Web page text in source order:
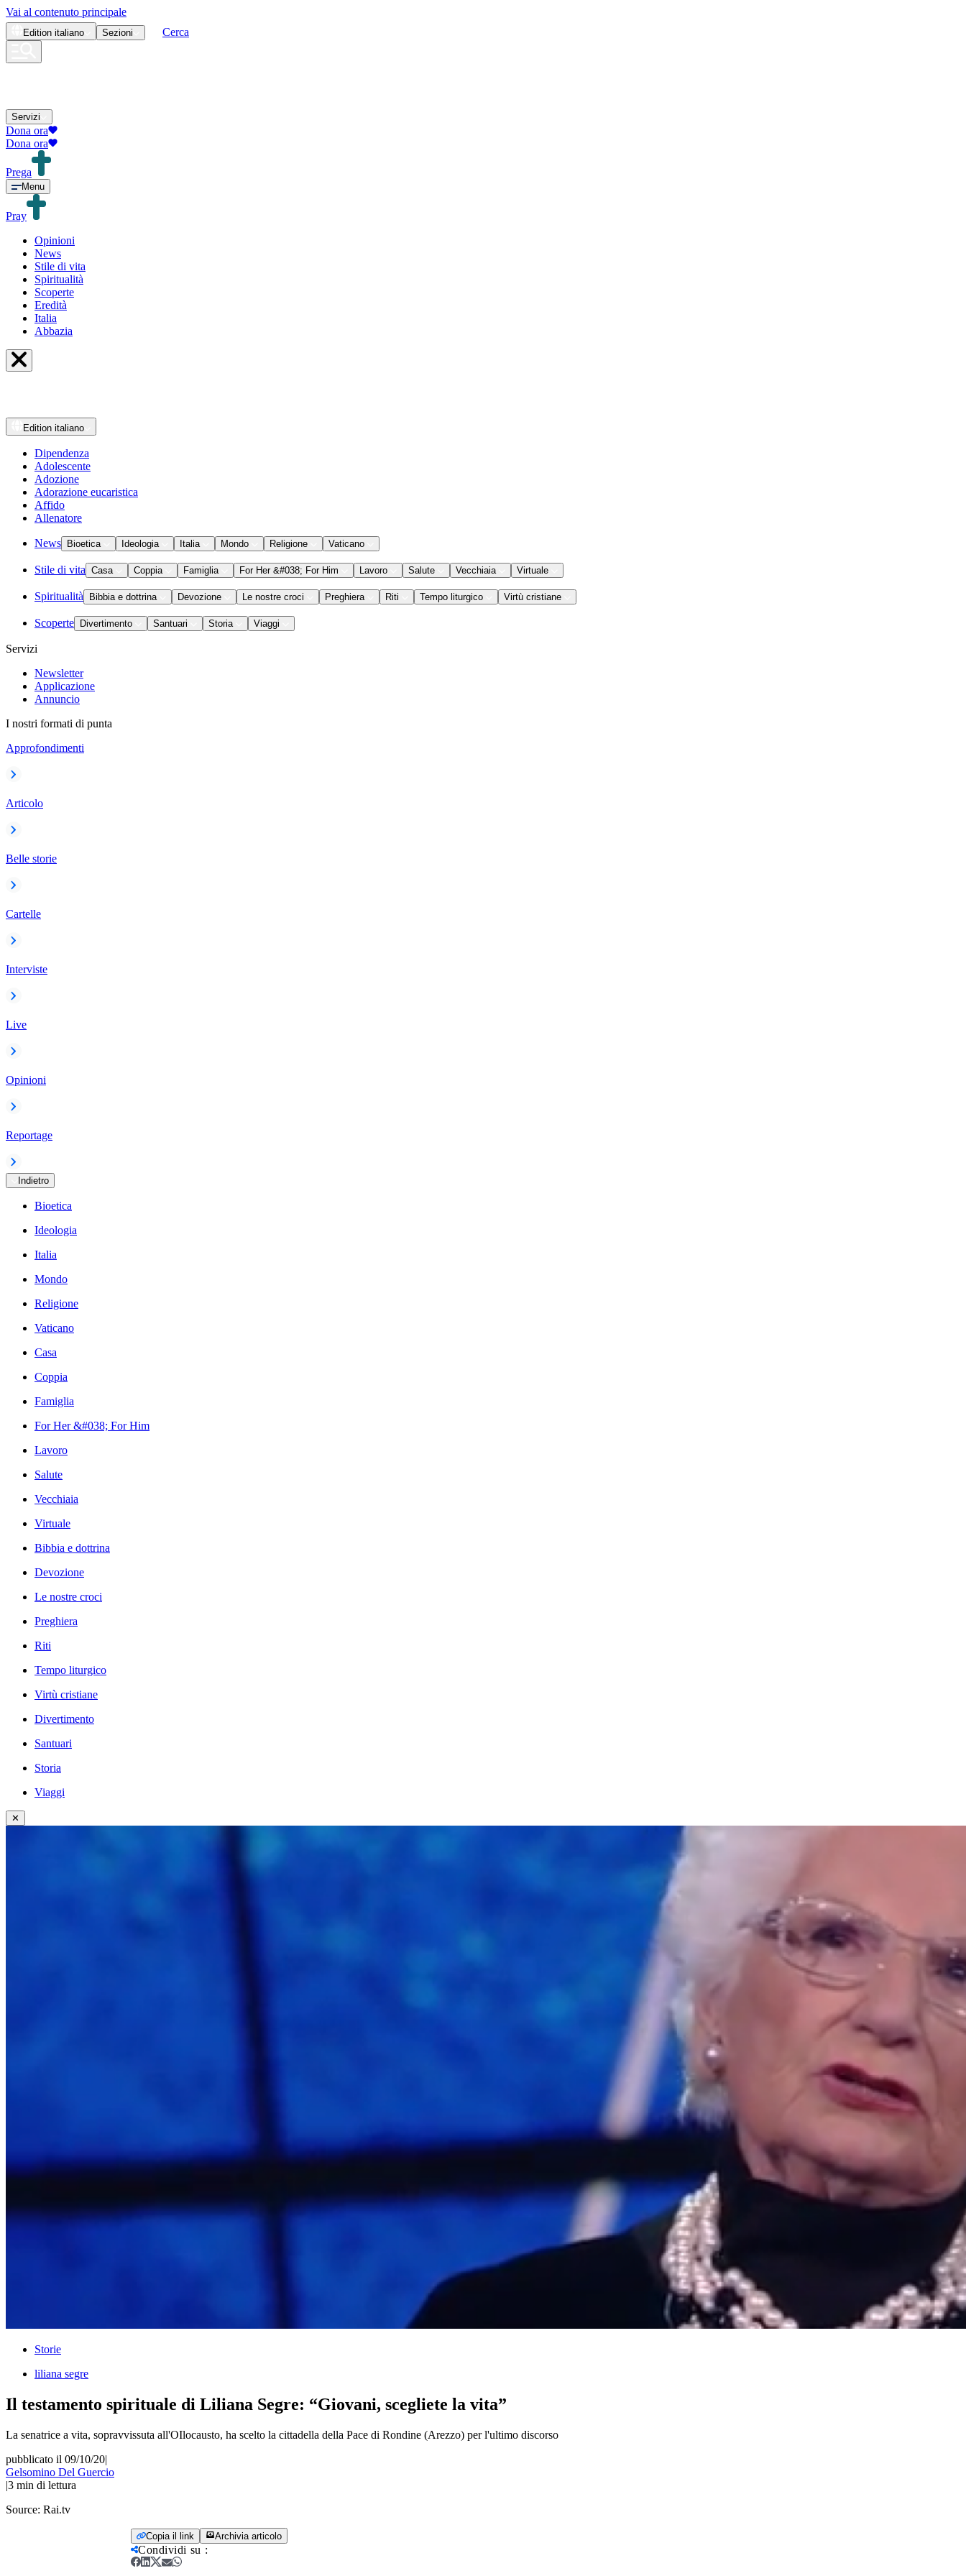
Vai al contenuto principale
Edition italiano Sezioni Cerca
Servizi
Dona ora
Dona ora
Prega
Menu
Pray
Opinioni
News
Stile di vita
Spiritualità
Scoperte
Eredità
Italia
Abbazia
Edition italiano
Dipendenza
Adolescente
Adozione
Adorazione eucaristica
Affido
Allenatore
News Bioetica Ideologia Italia Mondo Religione Vaticano
Stile di vita Casa Coppia Famiglia For Her &#038; For Him Lavoro Salute Vecchiaia Virtuale
Spiritualità Bibbia e dottrina Devozione Le nostre croci Preghiera Riti Tempo liturgico Virtù cristiane
Scoperte Divertimento Santuari Storia Viaggi
Servizi
Newsletter
Applicazione
Annuncio
I nostri formati di punta
Approfondimenti
Articolo
Belle storie
Cartelle
Interviste
Live
Opinioni
Reportage
Indietro
Bioetica
Ideologia
Italia
Mondo
Religione
Vaticano
Casa
Coppia
Famiglia
For Her &#038; For Him
Lavoro
Salute
Vecchiaia
Virtuale
Bibbia e dottrina
Devozione
Le nostre croci
Preghiera
Riti
Tempo liturgico
Virtù cristiane
Divertimento
Santuari
Storia
Viaggi
✕
Storie
liliana segre
Il testamento spirituale di Liliana Segre: “Giovani, scegliete la vita”
La senatrice a vita, sopravvissuta all'OIlocausto, ha scelto la cittadella della Pace di Rondine (Arezzo) per l'ultimo discorso
pubblicato il 09/10/20|
Gelsomino Del Guercio
|3 min di lettura
Source: Rai.tv
Copia il link Archivia articolo
Condividi su :